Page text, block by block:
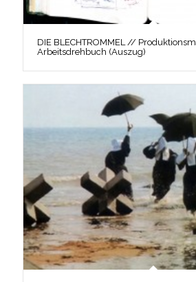
DIE BLECHTROMMEL //
Arbeitsdrehbuch (Auszug)